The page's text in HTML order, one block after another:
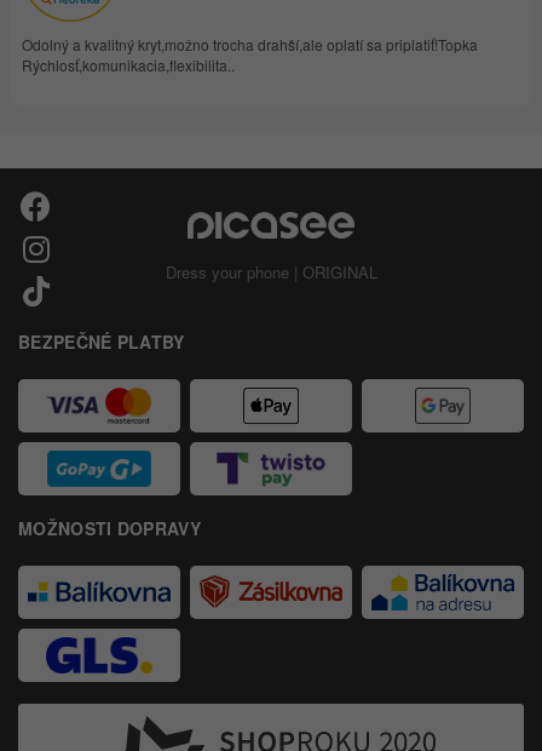
Odolný a kvalitný kryt,možno trocha drahší,ale oplatí sa priplatiť!Topka
Rýchlosť,komunikacia,flexibilita..
Dress your phone | ORIGINAL
BEZPEČNÉ PLATBY
MOŽNOSTI DOPRAVY